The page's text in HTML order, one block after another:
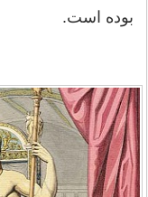
بوده است.